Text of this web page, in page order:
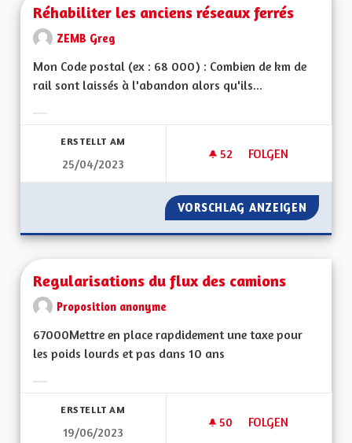
Réhabiliter les anciens réseaux ferrés
ZEMB Greg
Mon Code postal (ex : 68 000) : Combien de km de
rail sont laissés à l'abandon alors qu'ils...
ERSTELLT AM
25/04/2023
52 52 FOLLOWER
FOLGEN
RÉHABILITER LES
VORSCHLAG ANZEIGEN
Regularisations du flux des camions
Proposition anonyme
67000Mettre en place rapdidement une taxe pour
les poids lourds et pas dans 10 ans
ERSTELLT AM
19/06/2023
50 50 FOLLOWER
FOLGEN